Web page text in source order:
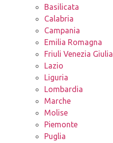
Basilicata
Calabria
Campania
Emilia Romagna
Friuli Venezia Giulia
Lazio
Liguria
Lombardia
Marche
Molise
Piemonte
Puglia